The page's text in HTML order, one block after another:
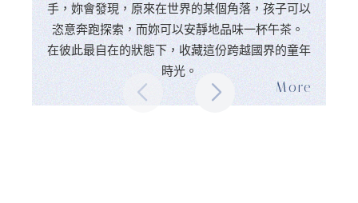
手，妳會發現，原來在世界的某個角落，孩子可以
恣意奔跑探索，而妳可以安靜地品味一杯午茶。
在彼此最自在的狀態下，收藏這份跨越國界的童年
時光。